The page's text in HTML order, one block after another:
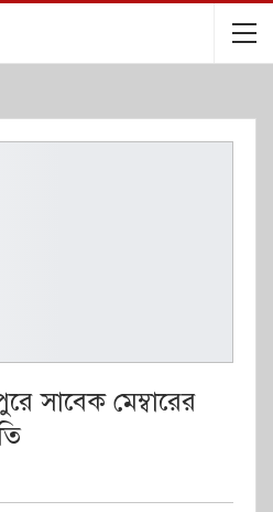
সাবেক মেম্বারের